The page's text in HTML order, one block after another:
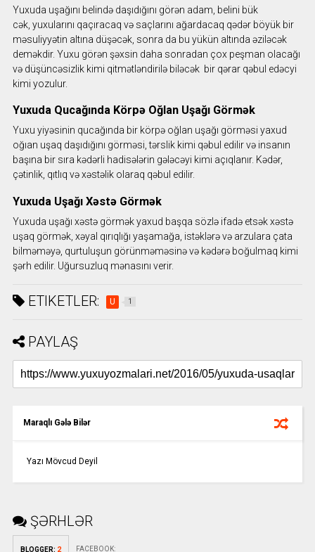
Yuxuda uşağını belində daşıdığını görən adam, belini bük
cək, yuxularını qaçıracaq və saçlarını ağardacaq qədər böyük bir
məsuliyyətin altına düşəcək, sonra da bu yükün altında əziləcək
deməkdir. Yuxu görən şəxsin daha sonradan çox peşman olacağı
və düşüncəsizlik kimi qitmətləndirilə biləcək bir qərar qəbul edəcyi
kimi yozulur.
Yuxuda Qucağında Körpə Oğlan Uşağı Görmək
Yuxu yiyəsinin qucağında bir körpə oğlan uşağı görməsi yaxud
oğıan uşaq daşıdığını görməsi, tərslik kimi qəbul edilir və insanın
başına bir sıra kədərli hadisələrin gələcəyi kimi açıqlanır. Kədər,
çətinlik, qıtlıq və xəstəlik olaraq qəbul edilir.
Yuxuda Uşağı Xəstə Görmək
Yuxuda uşağı xəstə görmək yaxud başqa sözlə ifadə etsək xəstə
uşaq görmək, xəyal qırıqlığı yaşamağa, istəklərə və arzulara çata
bilməməyə, qurtuluşun görünməməsinə və kədərə boğulmaq kimi
şərh edilir. Uğursuzluq mənasını verir.
ETIKETLER: U 1
PAYLAŞ
Maraqlı Gələ Bilər
Yazı Mövcud Deyil
ŞƏRHLƏR
BLOGGER: 2 FACEBOOK: